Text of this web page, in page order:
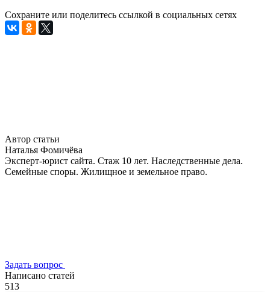
Сохраните или поделитесь ссылкой в социальных сетях
Автор статьи
Наталья Фомичёва
Эксперт-юрист сайта. Стаж 10 лет. Наследственные дела.
Семейные споры. Жилищное и земельное право.
Задать вопрос
Написано статей
513